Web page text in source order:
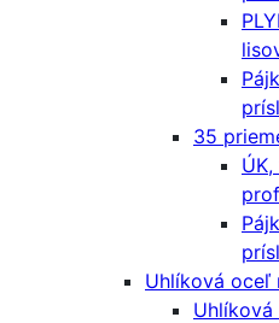
35
Uhlíková oceľ
Uhlíková